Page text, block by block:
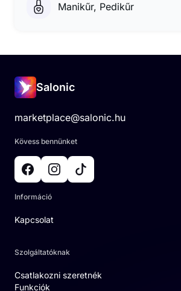
Manikűr, Pedikűr
Salonic
marketplace@salonic.hu
Kövess bennünket
Információ
Kapcsolat
Szolgáltatóknak
Csatlakozni szeretnék
Funkciók